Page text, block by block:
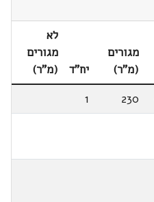
מגורים
(מ"ר)
יח"ד
לא
מגורים
(מ"ר)
230
1